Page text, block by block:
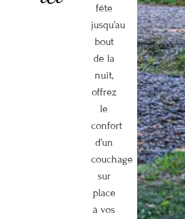
fête
jusqu’au
bout
de la
nuit,
offrez
le
confort
d’un
couchage
sur
place
à vos